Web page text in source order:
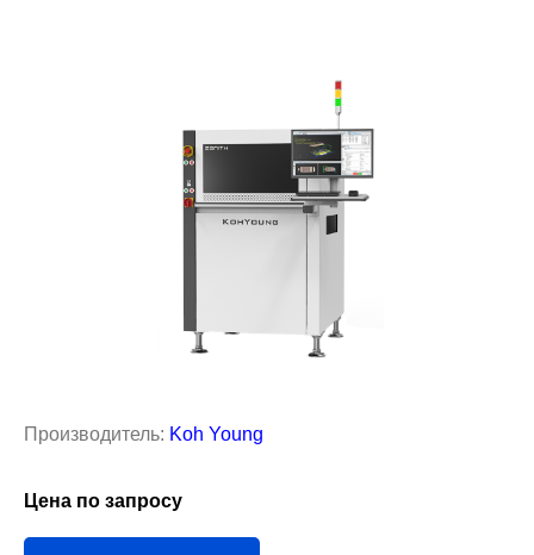
Производитель: Koh Young
Цена по запросу